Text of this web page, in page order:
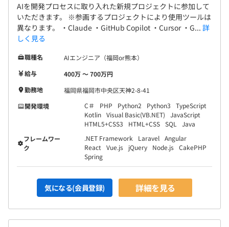
どの現場でも、所属に関わらず分け隔てなく相談ができる
環境を設け、仕事を進めております。
【開発環境】
■言語：Java／Python／JavaScript／TypeScript／Swift
■フレームワーク：Spring Boot／Laravel／CakePHP／
Vue.js など
■データベース：SQL／PostgreSQL など
■開発支援：Git、Backlog、Slack など
wordpress など
※プロジェクトにより異なります。
AIを開発プロセスに取り入れた新規プロジェクトに参加して
いただきます。 ※参画するプロジェクトにより使用ツールは
異なります。 ・Claude ・GitHub Copilot ・Cursor ・G... 詳
しく見る
職種名
AIエンジニア（福岡or熊本）
給与
400万 〜 700万円
勤務地
福岡県福岡市中央区天神2-8-41
開発環境
C＃ PHP Python2 Python3
TypeScript
Kotlin Visual Basic(VB.NET)
JavaScript
HTML5+CSS3
HTML+CSS SQL
Java
フレームワー
ク
.NET Framework Laravel Angular
React
Vue.js jQuery Node.js CakePHP
Spring
気になる(会員登録) 詳細を見る